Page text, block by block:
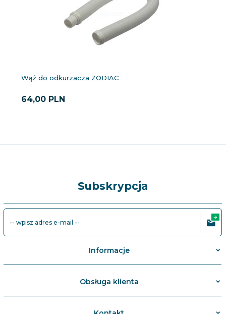
Wąż do odkurzacza ZODIAC
64,00 PLN
Subskrypcja
-- wpisz adres e-mail --
Informacje
Obsługa klienta